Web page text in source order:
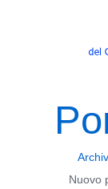
Nuovo